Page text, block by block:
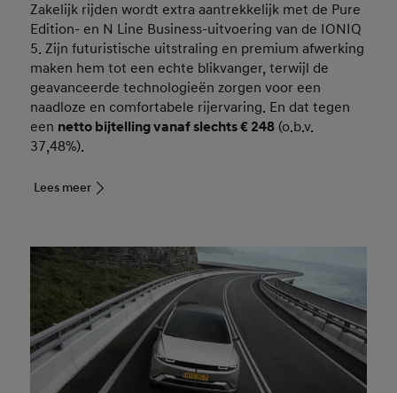
Zakelijk rijden wordt extra aantrekkelijk met de Pure
Edition- en N Line Business-uitvoering van de IONIQ
5. Zijn futuristische uitstraling en premium afwerking
maken hem tot een echte blikvanger, terwijl de
geavanceerde technologieën zorgen voor een
naadloze en comfortabele rijervaring. En dat tegen
een netto bijtelling vanaf slechts € 248 (o.b.v.
37,48%).
Lees meer